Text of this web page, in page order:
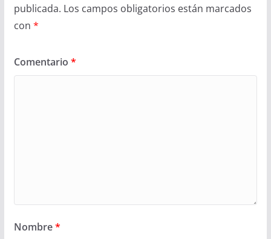
publicada. Los campos obligatorios están marcados
con *
Comentario *
Nombre*